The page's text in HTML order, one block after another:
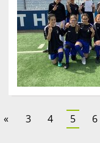
« 3 4 5 6